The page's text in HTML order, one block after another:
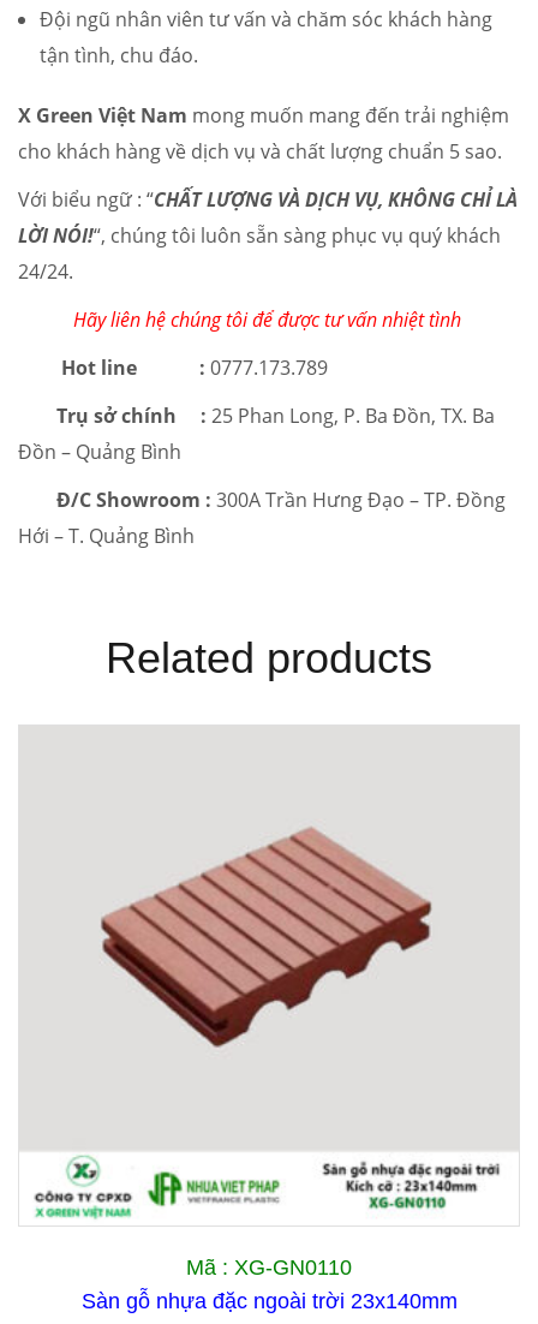
Đội ngũ nhân viên tư vấn và chăm sóc khách hàng
tận tình, chu đáo.
X Green Việt Nam mong muốn mang đến trải nghiệm
cho khách hàng về dịch vụ và chất lượng chuẩn 5 sao.
Với biểu ngữ : “CHẤT LƯỢNG VÀ DỊCH VỤ, KHÔNG CHỈ LÀ
LỜI NÓI!“, chúng tôi luôn sẵn sàng phục vụ quý khách
24/24.
Hãy liên hệ chúng tôi để được tư vấn nhiệt tình
Hot line : 0777.173.789
Trụ sở chính : 25 Phan Long, P. Ba Đồn, TX. Ba
Đồn – Quảng Bình
Đ/C Showroom : 300A Trần Hưng Đạo – TP. Đồng
Hới – T. Quảng Bình
Related products
Mã : XG-GN0110
Sàn gỗ nhựa đặc ngoài trời 23x140mm